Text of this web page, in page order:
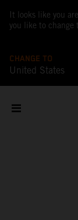
It looks like you
you like to change
CHANGE TO
United States